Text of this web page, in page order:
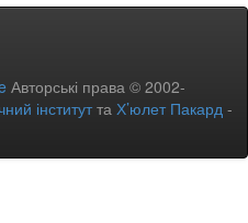
Авторські права © 2002-
інститутта Х’юлет Пакард -